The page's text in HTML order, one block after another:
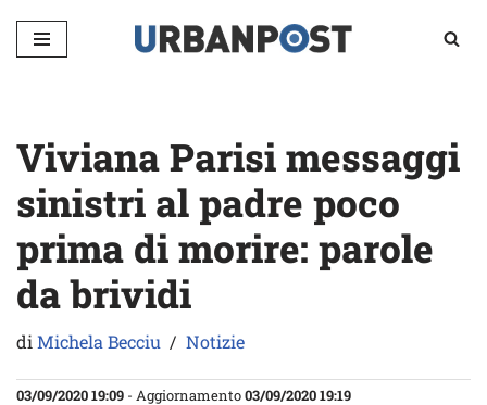
Vai
Viviana Parisi messaggi
sinistri al padre poco
prima di morire: parole
da brividi
diMichela Becciu Notizie
03/09/2020 19:09 - Aggiornamento03/09/2020 19:19